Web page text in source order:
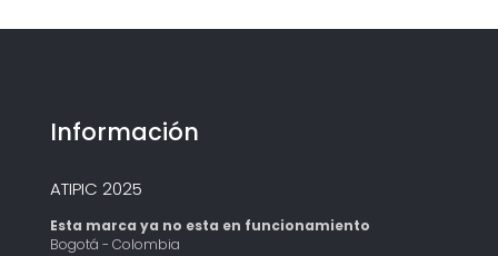
Información
ATIPIC 2025
Esta marca ya no esta en funcionamiento
Bogotá - Colombia